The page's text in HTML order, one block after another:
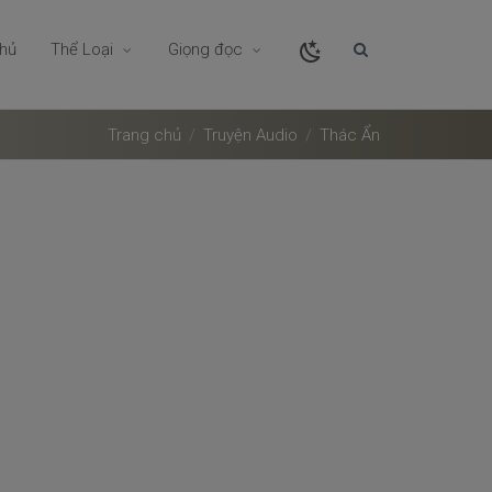
Thể Loại Giọng đọc
Trang chủ Truyện Audio Thác Ẩn